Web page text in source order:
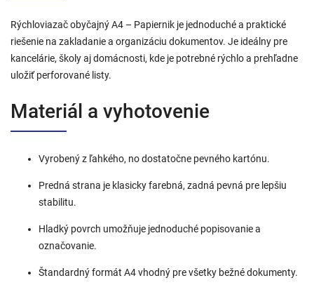
Rýchloviazač obyčajný A4 – Papiernik je jednoduché a praktické
riešenie na zakladanie a organizáciu dokumentov. Je ideálny pre
kancelárie, školy aj domácnosti, kde je potrebné rýchlo a prehľadne
uložiť perforované listy.
Materiál a vyhotovenie
Vyrobený z ľahkého, no dostatočne pevného kartónu.
Predná strana je klasicky farebná, zadná pevná pre lepšiu
stabilitu.
Hladký povrch umožňuje jednoduché popisovanie a
označovanie.
Štandardný formát A4 vhodný pre všetky bežné dokumenty.